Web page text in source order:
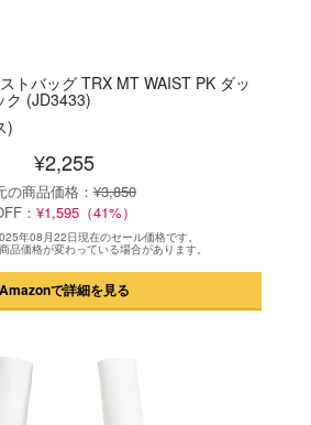
トバッグ TRX MT WAIST PK ダッ
ク (JD3433)
)
¥2,255
の商品価格： ¥3,850
： ¥1,595（41%）
年08月22日現在のセール価格です。
品価格が変わっている場合があります。
Amazonで詳細を見る